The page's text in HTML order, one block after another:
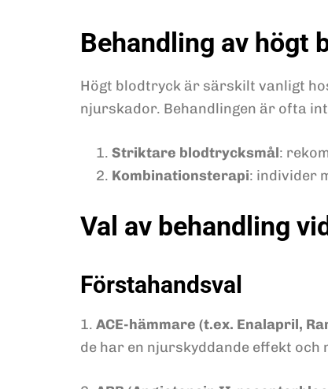
Behandling av högt
Högt blodtryck är särskilt vanligt
njurskador. Behandlingen är ofta
Striktare blodtrycksmål:
Kombinationsterapi: individer
Val av behandling
Förstahandsval
1. ACE-hämmare (t.ex. Enalapril,
de har en njurskyddande effekt